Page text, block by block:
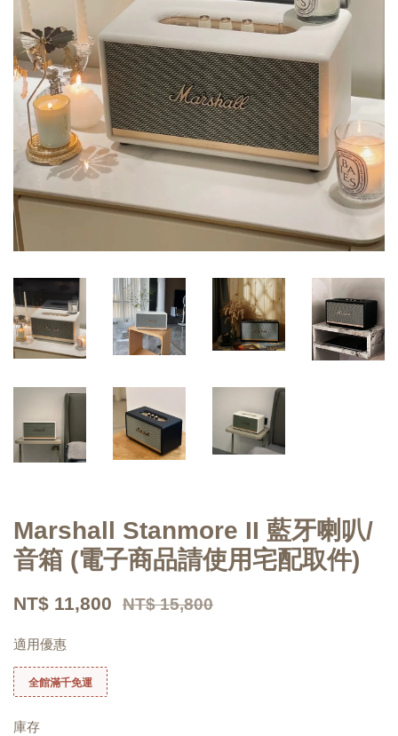
Marshall Stanmore II 藍牙喇叭/
音箱 (電子商品請使用宅配取件)
NT$ 11,800 NT$ 15,800
適用優惠
全館滿千免運
庫存